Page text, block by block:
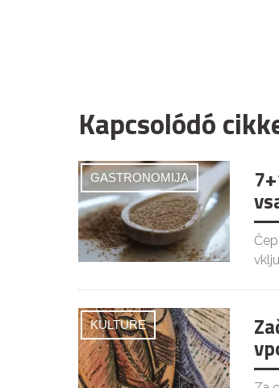
Kapcsolódó
GASTRONOMIJA
KULTURE